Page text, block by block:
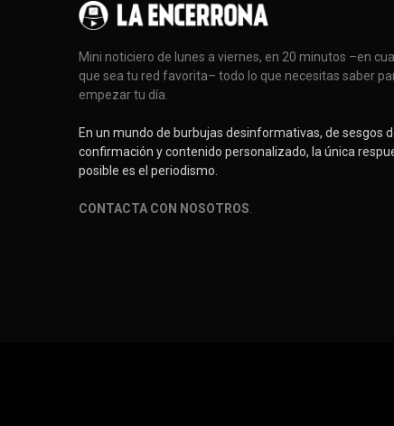
Mini noticiero de lunes a viernes, en 20 minutos –en
que sea tu red favorita– todo lo que necesitas saber
empezar tu día.
En un mundo de burbujas desinformativas, de sesgos
confirmación y contenido personalizado, la única
posible es el periodismo.
CONTACTA CON NOSOTROS